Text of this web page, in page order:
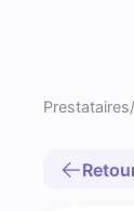
Prestataires/